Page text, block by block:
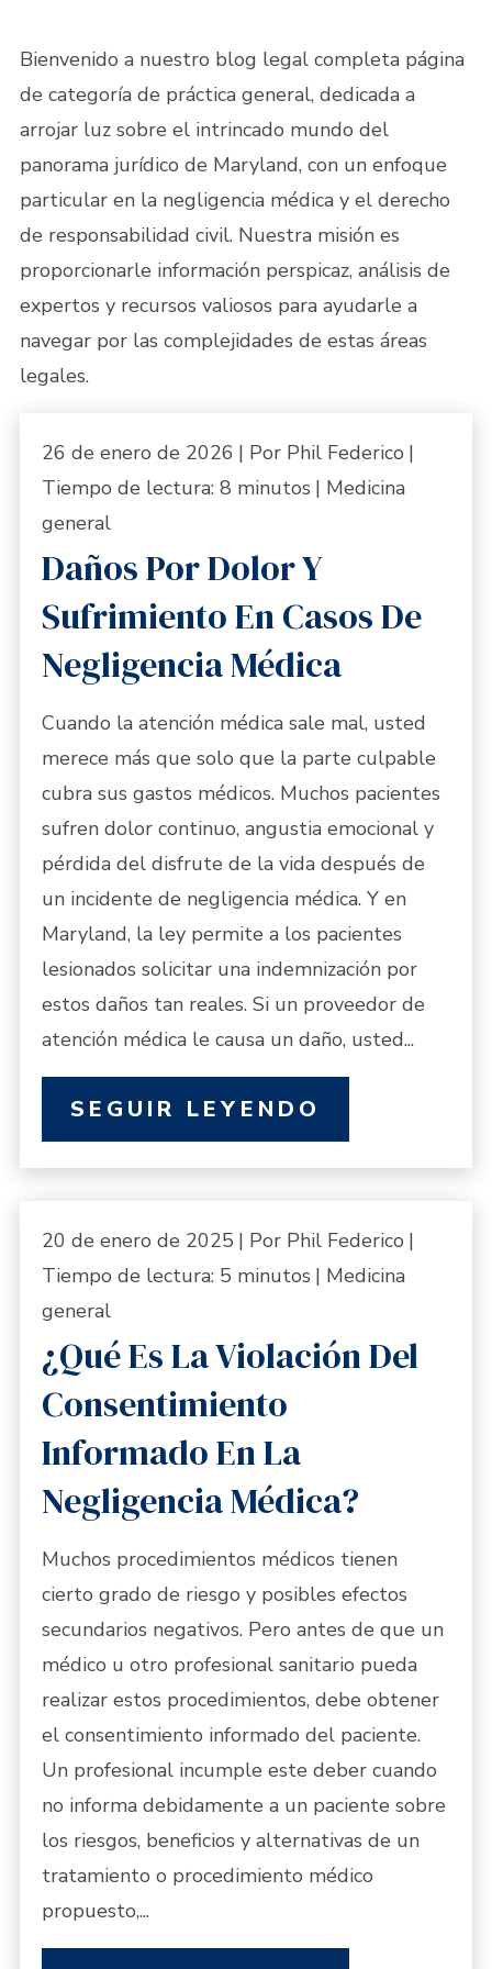
Bienvenido a nuestro blog legal completa página
de categoría de práctica general, dedicada a
arrojar luz sobre el intrincado mundo del
panorama jurídico de Maryland, con un enfoque
particular en la negligencia médica y el derecho
de responsabilidad civil. Nuestra misión es
proporcionarle información perspicaz, análisis de
expertos y recursos valiosos para ayudarle a
navegar por las complejidades de estas áreas
legales.
26 de enero de 2026 | Por Phil Federico |
Tiempo de lectura: 8 minutos | Medicina
general
Daños Por Dolor Y
Sufrimiento En Casos De
Negligencia Médica
Cuando la atención médica sale mal, usted
merece más que solo que la parte culpable
cubra sus gastos médicos. Muchos pacientes
sufren dolor continuo, angustia emocional y
pérdida del disfrute de la vida después de
un incidente de negligencia médica. Y en
Maryland, la ley permite a los pacientes
lesionados solicitar una indemnización por
estos daños tan reales. Si un proveedor de
atención médica le causa un daño, usted...
SEGUIR LEYENDO
20 de enero de 2025 | Por Phil Federico |
Tiempo de lectura: 5 minutos | Medicina
general
¿Qué Es La Violación Del
Consentimiento
Informado En La
Negligencia Médica?
Muchos procedimientos médicos tienen
cierto grado de riesgo y posibles efectos
secundarios negativos. Pero antes de que un
médico u otro profesional sanitario pueda
realizar estos procedimientos, debe obtener
el consentimiento informado del paciente.
Un profesional incumple este deber cuando
no informa debidamente a un paciente sobre
los riesgos, beneficios y alternativas de un
tratamiento o procedimiento médico
propuesto,...